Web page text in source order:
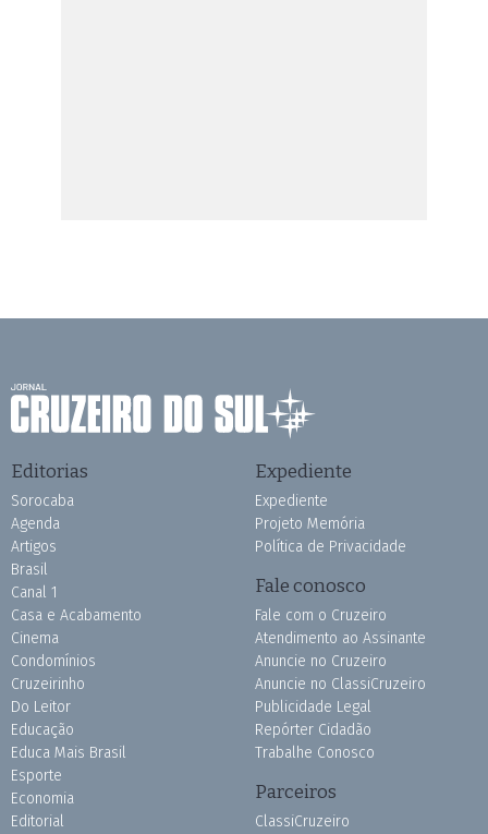
Editorias
Sorocaba
Agenda
Artigos
Brasil
Canal 1
Casa e Acabamento
Cinema
Condomínios
Cruzeirinho
Do Leitor
Educação
Educa Mais Brasil
Esporte
Economia
Editorial
Expediente
Expediente
Projeto Memória
Política de Privacidade
Fale conosco
Fale com o Cruzeiro
Atendimento ao Assinante
Anuncie no Cruzeiro
Anuncie no ClassiCruzeiro
Publicidade Legal
Repórter Cidadão
Trabalhe Conosco
Parceiros
ClassiCruzeiro